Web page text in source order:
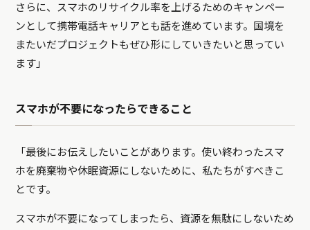
さらに、スマホのリサイクル率を上げるためのキャンペー
ンとして携帯電話キャリアとも話を進めています。国境を
またいだプロジェクトもぜひ形にしていきたいと思ってい
ます」
スマホが不要になったらできること
「最後にお伝えしたいことがあります。使い終わったスマ
ホを廃棄物や休眠資源にしないために、私たちがすべきこ
とです。
スマホが不要になってしまったら、資源を無駄にしないため